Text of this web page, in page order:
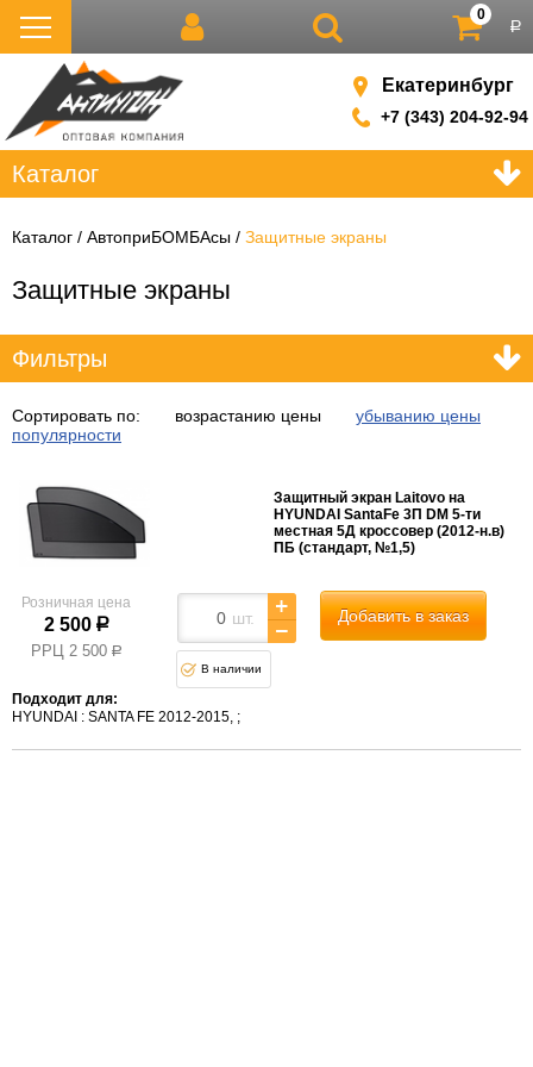
0
р
Екатеринбург
+7 (343) 204-92-94
Каталог
Каталог АвтоприБОМБАсы Защитные экраны
Защитные экраны
Фильтры
Сортировать по: возрастанию цены
убыванию цены
популярности
Защитный экран Laitovo на
HYUNDAI SantaFe 3П DM 5-ти
местная 5Д кроссовер (2012-н.в)
ПБ (стандарт, №1,5)
Розничная цена
2 500 р
РРЦ 2 500 р
шт. Добавить в заказ
В наличии
Подходит для:
HYUNDAI
SANTA FE 2012-2015